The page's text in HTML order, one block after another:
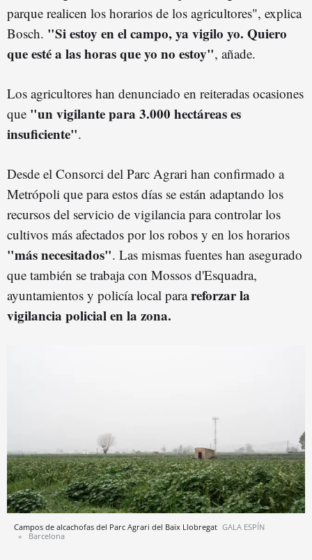
parque realicen los horarios de los agricultores", explica
Bosch. "Si estoy en el campo, ya vigilo yo. Quiero
que esté a las horas que yo no estoy", añade.
Los agricultores han denunciado en reiteradas ocasiones
que "un vigilante para 3.000 hectáreas es
insuficiente".
Desde el Consorci del Parc Agrari han confirmado a
Metrópoli que para estos días se están adaptando los
recursos del servicio de vigilancia para controlar los
cultivos más afectados por los robos y en los horarios
"más necesitados". Las mismas fuentes han asegurado
que también se trabaja con Mossos d'Esquadra,
ayuntamientos y policía local parareforzar la
vigilancia policial en la zona.
Campos de alcachofas del Parc Agrari del Baix Llobregat GALA ESPÍN
Barcelona